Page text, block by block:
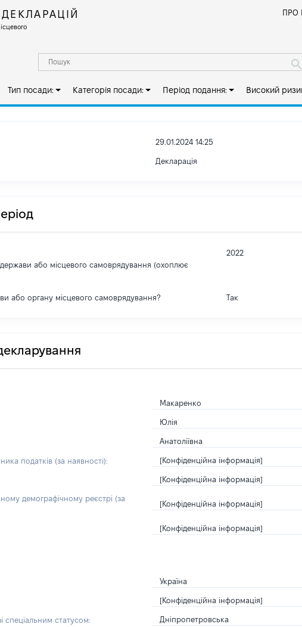
ПРО
Тип посади: Категорія посади: Період подання: Високий
29.01.2024 14:25
Декларація
або місцевого самоврядування (охоплює
2022
або органу місцевого самоврядування? Так
Макаренко
Юлія
Анатоліївна
податків (за наявності): [Конфіденційна інформація]
[Конфіденційна інформація]
демографічному реєстрі (за
[Конфіденційна інформація]
[Конфіденційна інформація]
Україна
[Конфіденційна інформація]
спеціальним статусом: Дніпропетровська